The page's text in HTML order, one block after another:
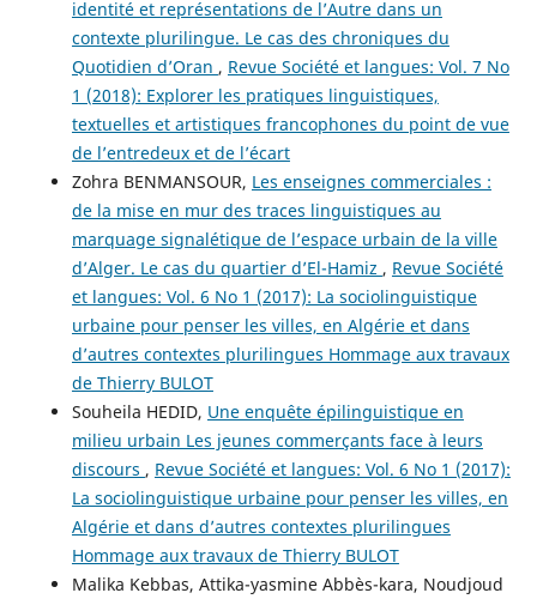
identité et représentations de l’Autre dans un
contexte plurilingue. Le cas des chroniques du
Quotidien d’Oran , Revue Société et langues: Vol. 7 No
1 (2018): Explorer les pratiques linguistiques,
textuelles et artistiques francophones du point de vue
de l’entredeux et de l’écart
Zohra BENMANSOUR, Les enseignes commerciales :
de la mise en mur des traces linguistiques au
marquage signalétique de l’espace urbain de la ville
d’Alger. Le cas du quartier d’El-Hamiz , Revue Société
et langues: Vol. 6 No 1 (2017): La sociolinguistique
urbaine pour penser les villes, en Algérie et dans
d’autres contextes plurilingues Hommage aux travaux
de Thierry BULOT
Souheila HEDID, Une enquête épilinguistique en
milieu urbain Les jeunes commerçants face à leurs
discours , Revue Société et langues: Vol. 6 No 1 (2017):
La sociolinguistique urbaine pour penser les villes, en
Algérie et dans d’autres contextes plurilingues
Hommage aux travaux de Thierry BULOT
Malika Kebbas, Attika-yasmine Abbès-kara, Noudjoud